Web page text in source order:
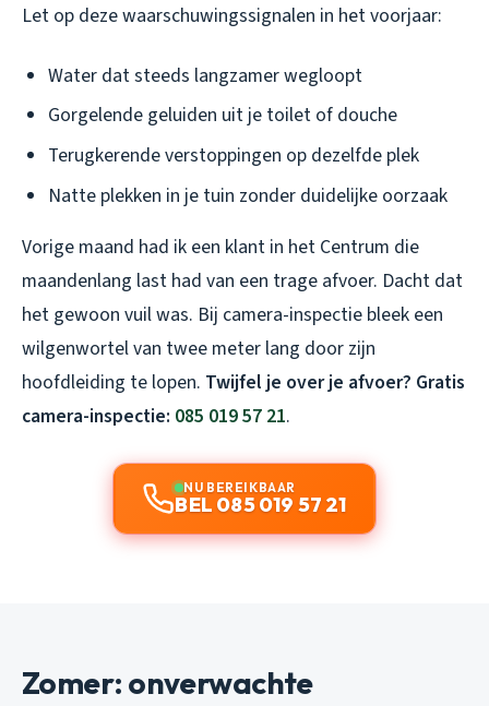
Let op deze waarschuwingssignalen in het voorjaar:
Water dat steeds langzamer wegloopt
Gorgelende geluiden uit je toilet of douche
Terugkerende verstoppingen op dezelfde plek
Natte plekken in je tuin zonder duidelijke oorzaak
Vorige maand had ik een klant in het Centrum die
maandenlang last had van een trage afvoer. Dacht dat
het gewoon vuil was. Bij camera-inspectie bleek een
wilgenwortel van twee meter lang door zijn
hoofdleiding te lopen. Twijfel je over je afvoer? Gratis
camera-inspectie: 085 019 57 21.
NU BEREIKBAAR
BEL 085 019 57 21
Zomer: onverwachte